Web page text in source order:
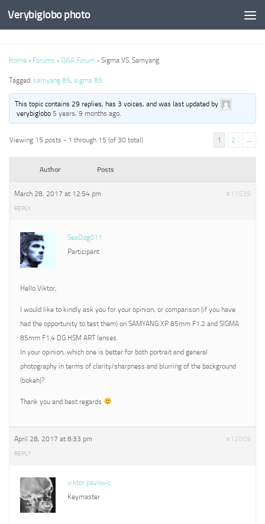
Verybiglobo photo
Home › Forums › Q&A Forum › Sigma VS. Samyang
Tagged: samyang 85, sigma 85
This topic contains 29 replies, has 3 voices, and was last updated by
verybiglobo 5 years, 9 months ago.
Viewing 15 posts - 1 through 15 (of 30 total) 1 2 →
Author Posts
March 28, 2017 at 12:54 pm #11539
REPLY
SeaDog011
Participant
Hello Viktor,
I would like to kindly ask you for your opinion, or comparison (if you have
had the opportunity to test them) on SAMYANG XP 85mm F1.2 and SIGMA
85mm F1.4 DG HSM ART lenses.
In your opinion, which one is better for both portrait and general
photography in terms of clarity/sharpness and blurring of the background
(bokeh)?
Thank you and best regards
April 28, 2017 at 8:33 pm #12009
REPLY
viktor pavlovic
Keymaster